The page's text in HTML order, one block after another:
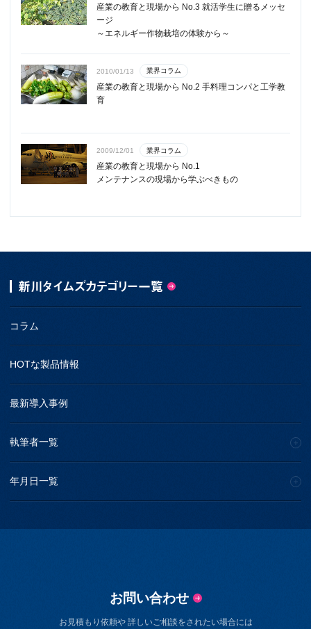
産業の教育と現場から No.3 就活学生に贈るメッセ
ージ
～エネルギー作物栽培の体験から～
2010/01/13 業界コラム
産業の教育と現場から No.2 手料理コンパと工学教
育
2009/12/01 業界コラム
産業の教育と現場から No.1
メンテナンスの現場から学ぶべきもの
新川タイムズカテゴリー一覧
コラム
HOTな製品情報
最新導入事例
執筆者一覧
年月日一覧
お問い合わせ
お見積もり依頼や 詳しいご相談をされたい場合には